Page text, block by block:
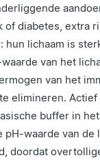
of diabetes, extra
hun lichaam is
van het
van het
elimineren.
buffer in
pH-waarde van de
doordat